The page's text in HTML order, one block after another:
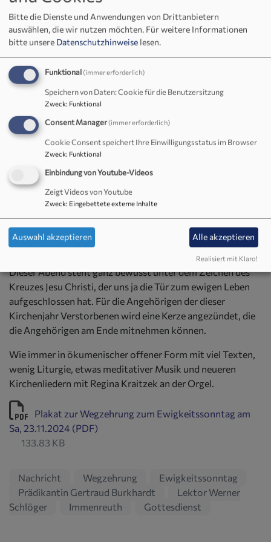
International)
„Dem Himmel entgegen“,
so lautet das Thema des
Wegzehrung-Gottesdienstes zum
in der evangelischen Christuskirche
am Samstag, 23. November 2024 um 18 Uhr.
DerGottesdienst in anderer Form
wird vorbereitet von
dem Vorbereitungsteam mit die
Prädikantin Gertraud
sowie Heidi Raab.
Dieser Abend steht ganz bewusst unter dem Zeichen des
Kreuzes Jesu Christi, der uns ja die Tür zum ewigen Leben
aufgeschlossen hat. Für die Angehörigen der dieser
Kirchenjahr Verstorbenen wird eine Kerze angezündet, die
die Angehörigen am Ende mitnehmen können.
Wie immer in ökumenischer offener Form mit viel Texten,
wenig Liturgie, etwas meditativer Musik und neueren
Kirchenliedern mit Regina Kraitzek an der Orgel.
Plakat zur Wegzehrung zum Ewigkeitssonntag am
Sa, 23.11.2024 (PDF)
133.83 KB
Nachricht Wegzehrung
Ewigkeitssonntag
Prädikantin Gertraud Burkhardt
Lektor Werner
Schlöger
Immenreuth Gottesdienst
Bitte die Dienste und Anwendungen von Drittanbietern
auswählen, die wir nutzen möchten. Für weitere Informationen
bitte unsere Datenschutzhinweise lesen.
Funktional(immer erforderlich)
Speichern von Daten: Cookie für die Benutzersitzung
Zweck: Funktional
Consent Manager(immer erforderlich)
Cookie Consent speichert Ihre Einwilligungsstatus im Browser
Zweck: Funktional
Einbindung von Youtube-Videos
Zeigt Videos von Youtube
Zweck: Eingebettete externe Inhalte
Auswahl akzeptieren Alle akzeptieren
Realisiert mit Klaro!